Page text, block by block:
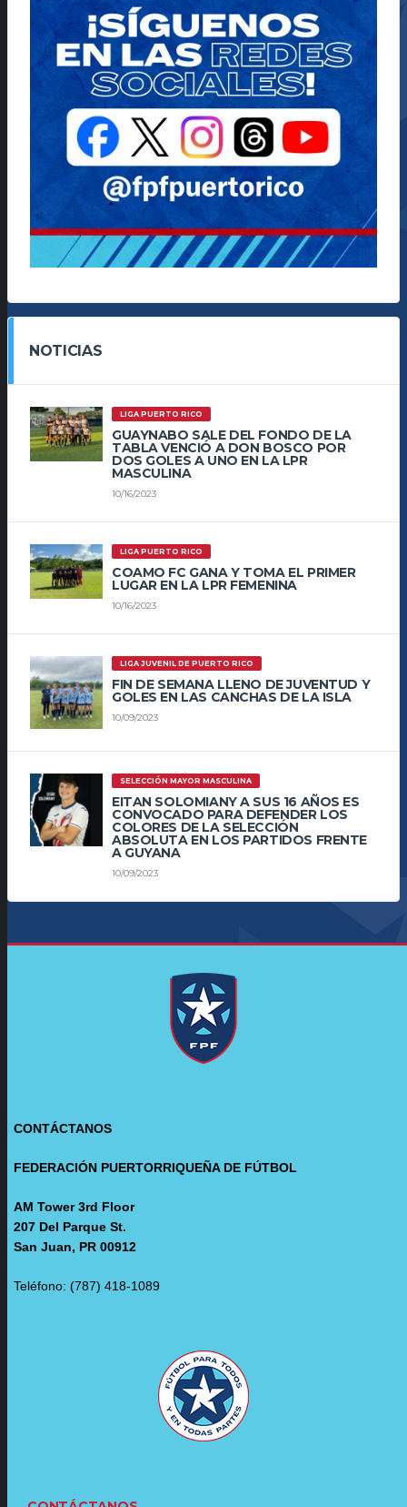
NOTICIAS
LIGA PUERTO RICO
GUAYNABO SALE DEL FONDO DE LA
TABLA VENCIÓ A DON BOSCO POR
DOS GOLES A UNO EN LA LPR
MASCULINA
10/16/2023
LIGA PUERTO RICO
COAMO FC GANA Y TOMA EL PRIMER
LUGAR EN LA LPR FEMENINA
10/16/2023
LIGA JUVENIL DE PUERTO RICO
FIN DE SEMANA LLENO DE JUVENTUD Y
GOLES EN LAS CANCHAS DE LA ISLA
10/09/2023
SELECCIÓN MAYOR MASCULINA
EITAN SOLOMIANY A SUS 16 AÑOS ES
CONVOCADO PARA DEFENDER LOS
COLORES DE LA SELECCIÓN
ABSOLUTA EN LOS PARTIDOS FRENTE
A GUYANA
10/09/2023
CONTÁCTANOS
FEDERACIÓN PUERTORRIQUEÑA DE FÚTBOL
AM Tower 3rd Floor
207 Del Parque St.
San Juan, PR 00912
Teléfono: (787) 418-1089